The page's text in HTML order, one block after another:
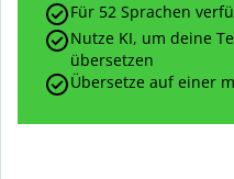
Für 52 Sprachen
Nutze KI, um deine
übersetzen
Übersetze auf einer